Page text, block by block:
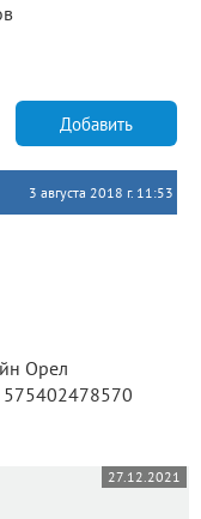
Добавить
3 августа 2018 г. 11:53
27.12.2021